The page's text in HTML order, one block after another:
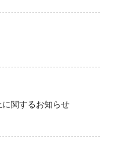
関するお知らせ